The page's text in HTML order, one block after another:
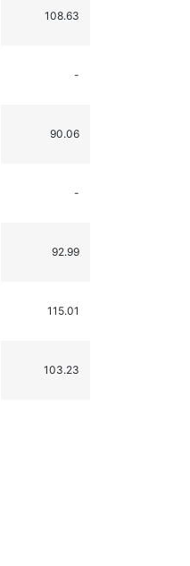
108.63
-
90.06
-
92.99
115.01
103.23